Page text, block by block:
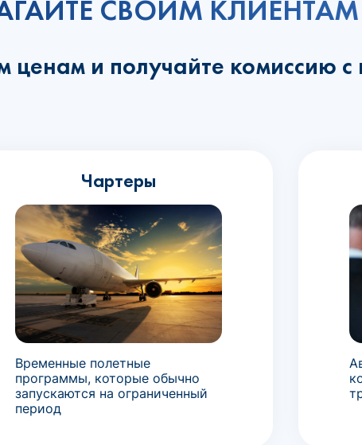
СВОИМ КЛИЕНТАМ
и получайте комиссию с
Чартеры
Временные полетные
программы, которые обычно
запускаются на ограниченный
период